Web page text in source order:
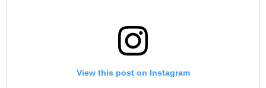
View this post on Instagram